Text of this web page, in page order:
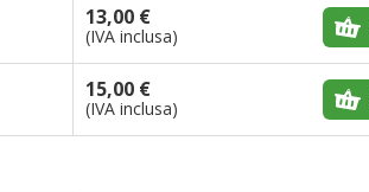
13,00 €
(IVA inclusa)
15,00 €
(IVA inclusa)